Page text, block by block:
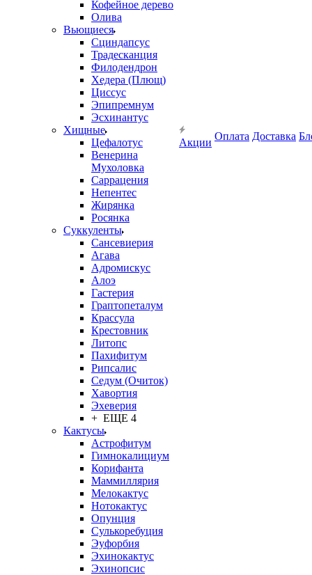
Кофейное дерево
Олива
Вьющиеся
Сциндапсус
Традесканция
Филодендрон
Хедера (Плющ)
Циссус
Эпипремнум
Эсхинантус
Хищные
Цефалотус
Венерина
Мухоловка
Саррацения
Непентес
Жирянка
Росянка
Суккуленты
Сансевиерия
Агава
Адромискус
Алоэ
Гастерия
Граптопеталум
Крассула
Крестовник
Литопс
Пахифитум
Рипсалис
Седум (Очиток)
Хавортия
Эхеверия
+ ЕЩЕ 4
Кактусы
Астрофитум
Гимнокалициум
Корифанта
Маммиллярия
Мелокактус
Нотокактус
Опунция
Сулькоребуция
Эуфорбия
Эхинокактус
Эхинопсис
Акции
Оплата Доставка